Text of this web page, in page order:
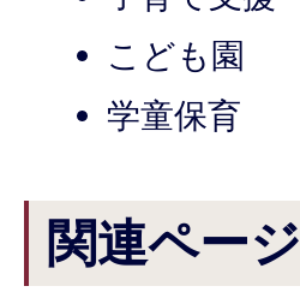
こども園
学童保育
関連ページ